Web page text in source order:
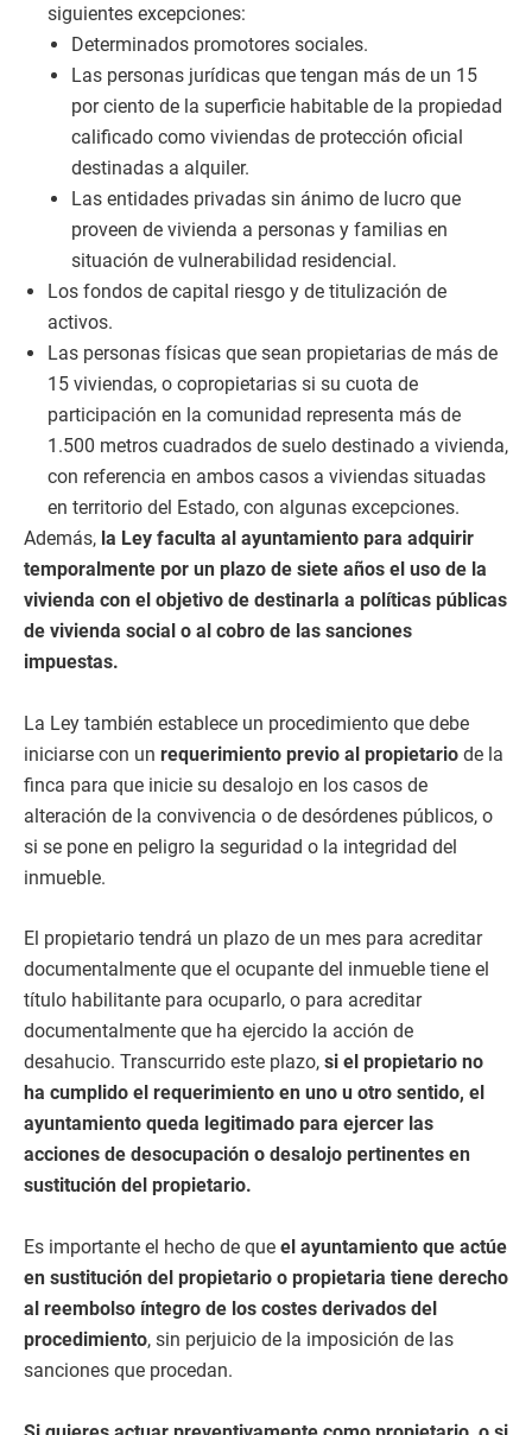
siguientes excepciones:
Determinados promotores sociales.
Las personas jurídicas que tengan más de un 15
por ciento de la superficie habitable de la propiedad
calificado como viviendas de protección oficial
destinadas a alquiler.
Las entidades privadas sin ánimo de lucro que
proveen de vivienda a personas y familias en
situación de vulnerabilidad residencial.
Los fondos de capital riesgo y de titulización de
activos.
Las personas físicas que sean propietarias de más de
15 viviendas, o copropietarias si su cuota de
participación en la comunidad representa más de
1.500 metros cuadrados de suelo destinado a vivienda,
con referencia en ambos casos a viviendas situadas
en territorio del Estado, con algunas excepciones.
Además, la Ley faculta al ayuntamiento para adquirir
temporalmente por un plazo de siete años el uso de la
vivienda con el objetivo de destinarla a políticas públicas
de vivienda social o al cobro de las sanciones
impuestas.
La Ley también establece un procedimiento que debe
iniciarse con un requerimiento previo al propietario de la
finca para que inicie su desalojo en los casos de
alteración de la convivencia o de desórdenes públicos, o
si se pone en peligro la seguridad o la integridad del
inmueble.
El propietario tendrá un plazo de un mes para acreditar
documentalmente que el ocupante del inmueble tiene el
título habilitante para ocuparlo, o para acreditar
documentalmente que ha ejercido la acción de
desahucio. Transcurrido este plazo, si el propietario no
ha cumplido el requerimiento en uno u otro sentido, el
ayuntamiento queda legitimado para ejercer las
acciones de desocupación o desalojo pertinentes en
sustitución del propietario.
Es importante el hecho de que el ayuntamiento que actúe
en sustitución del propietario o propietaria tiene derecho
al reembolso íntegro de los costes derivados del
procedimiento, sin perjuicio de la imposición de las
sanciones que procedan.